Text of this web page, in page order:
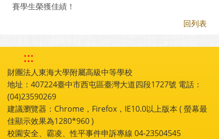
賽學生榮獲佳績！
回列表
:::
財團法人東海大學附屬高級中等學校
地址：407224臺中市西屯區臺灣大道四段1727號 電話：
(04)23590269
建議瀏覽器：Chrome，Firefox，IE10.0以上版本 ( 螢幕最
佳顯示效果為1280*960 )
校園安全、霸凌、性平事件申訴專線 04-23504545